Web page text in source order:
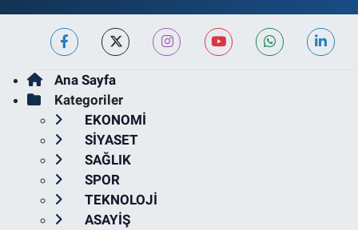
Ana Sayfa
Kategoriler
EKONOMİ
SİYASET
SAĞLIK
SPOR
TEKNOLOJİ
ASAYİŞ